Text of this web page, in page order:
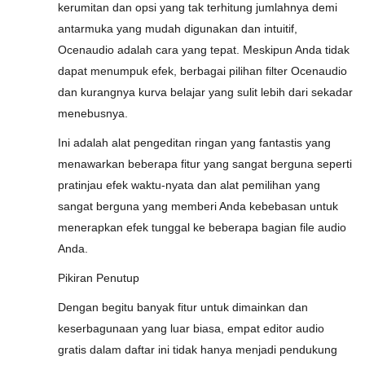
kerumitan dan opsi yang tak terhitung jumlahnya demi
antarmuka yang mudah digunakan dan intuitif,
Ocenaudio adalah cara yang tepat. Meskipun Anda tidak
dapat menumpuk efek, berbagai pilihan filter Ocenaudio
dan kurangnya kurva belajar yang sulit lebih dari sekadar
menebusnya.
Ini adalah alat pengeditan ringan yang fantastis yang
menawarkan beberapa fitur yang sangat berguna seperti
pratinjau efek waktu-nyata dan alat pemilihan yang
sangat berguna yang memberi Anda kebebasan untuk
menerapkan efek tunggal ke beberapa bagian file audio
Anda.
Pikiran Penutup
Dengan begitu banyak fitur untuk dimainkan dan
keserbagunaan yang luar biasa, empat editor audio
gratis dalam daftar ini tidak hanya menjadi pendukung